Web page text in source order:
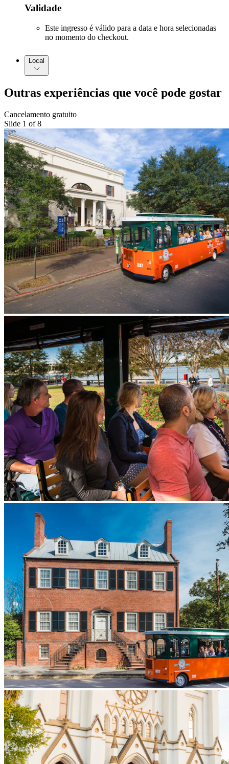
Validade
Este ingresso é válido para a data e hora selecionadas
no momento do checkout.
Local
Outras experiências que você pode gostar
Cancelamento gratuito
Slide 1 of 8